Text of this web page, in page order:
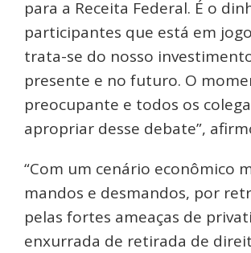
para a Receita Federal. É o
participantes que está em
trata-se do nosso
presente e no futuro. O
preocupante e todos os
apropriar desse debate”,
“Com um cenário econômico
mandos e desmandos, por
pelas fortes ameaças de
enxurrada de retirada de